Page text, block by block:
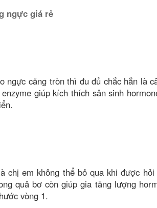
ngực giá rẻ
ngực căng tròn thì đu đủ chắc hẳn là
giúp kích thích sản sinh
chị em không thể bỏ qua khi được
quả bơ còn giúp gia tăng lượng
vòng 1.